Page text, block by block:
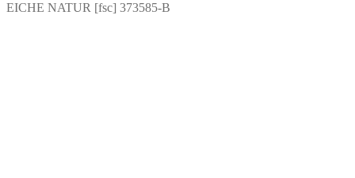
EICHE NATUR [fsc] 373585-B